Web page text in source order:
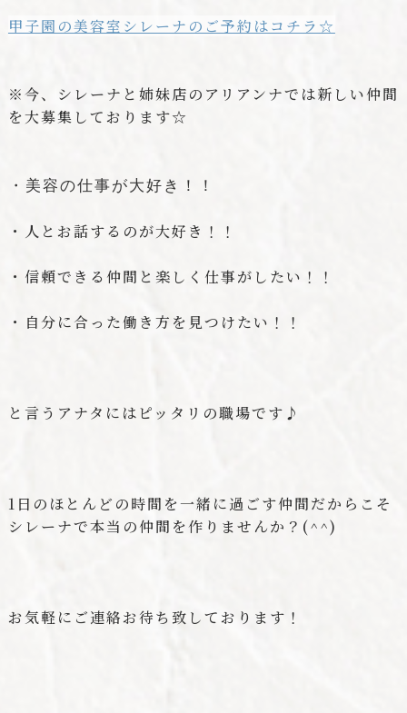
甲子園の美容室シレーナのご予約はコチラ☆
※今、シレーナと姉妹店のアリアンナでは新しい仲間
を大募集しております☆
・美容の仕事が大好き！！
・人とお話するのが大好き！！
・信頼できる仲間と楽しく仕事がしたい！！
・自分に合った働き方を見つけたい！！
と言うアナタにはピッタリの職場です♪
1日のほとんどの時間を一緒に過ごす仲間だからこそ
シレーナで本当の仲間を作りませんか？(^^)
お気軽にご連絡お待ち致しております！